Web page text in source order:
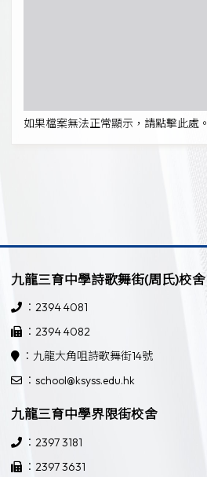
如果檔案無法正常顯示，請點擊此處。
九龍三育中學詩歌舞街(周氏)校舍
：2394 4081
：2394 4082
：九龍大角咀詩歌舞街14號
：school@ksyss.edu.hk
九龍三育中學界限街校舍
：2397 3181
：2397 3631